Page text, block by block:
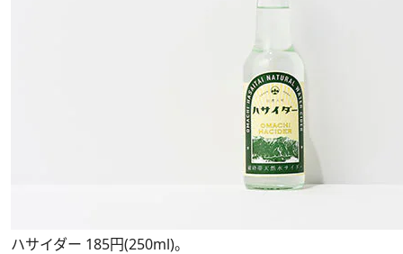
ハサイダー 185円(250ml)。